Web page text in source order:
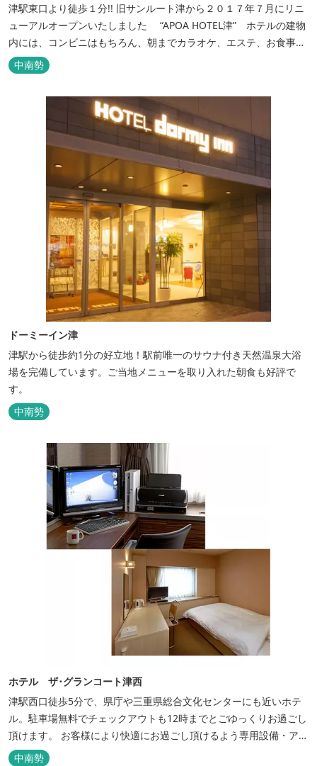
津駅東口より徒歩１分!! 旧サンルート津から２０１７年７月にリニ
ューアルオープンいたしました “APOA HOTEL津” ホテルの建物
内には、コンビニはもちろん、朝までカラオケ、エステ、お食事も
いろいろなジャンルが楽しめます。 ホテル内施設 地下…創作料
理“舞の華” 居酒屋“風の蔵人” 居酒屋“居酒屋ならここが安いぜっ”
中南勢
ドーミーイン津
津駅から徒歩約1分の好立地！駅前唯一のサウナ付き天然温泉大浴
場を完備しています。ご当地メニューを取り入れた朝食も好評で
す。
中南勢
ホテル ザ･グランコート津西
津駅西口徒歩5分で、県庁や三重県総合文化センターにも近いホテ
ル。駐車場無料でチェックアウトも12時までとごゆっくりお過ごし
頂けます。 お客様により快適にお過ごし頂けるよう専用設備・アメ
ニティ付き女性専用フロアやビジネスマンに最適なパソコン・プリ
中南勢